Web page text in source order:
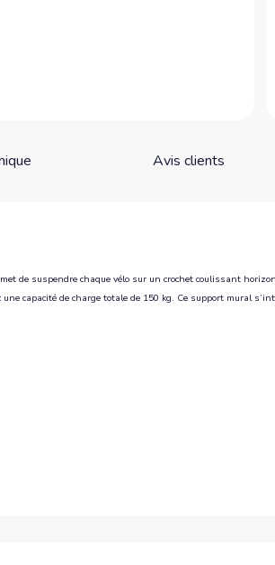
Avis clients
de suspendre chaque vélo sur un crochet coulissant
capacité de charge totale de 150 kg. Ce support mural